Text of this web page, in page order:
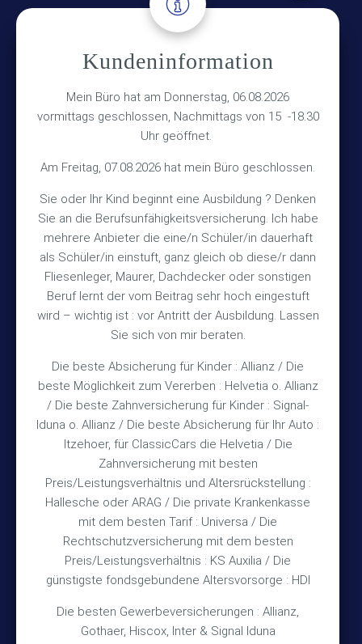
Kundeninformation
Mein Büro hat am Donnerstag, 06.08.2026
vormittags geschlossen, Nachmittags von 15 -18.30
Uhr geöffnet.
Am Freitag, 07.08.2026 hat mein Büro geschlossen.
Sie oder Ihr Kind beginnt eine Ausbildung ? Denken
Sie an die Berufsunfähigkeitsversicherung. Ich habe
mehrere Anbieter die eine/n Schüler/in dauerhaft
als Schüler/in einstuft, ganz gleich ob diese/r dann
Fliesenleger, Maurer, Dachdecker oder sonstigen
Beruf lernt der vom Beitrag sehr hoch eingestuft
wird – wichtig ist : vor Antritt der Ausbildung. Lassen
Sie sich von mir beraten.
Die beste Absicherung für Kinder : Allianz / Die
beste Möglichkeit zum Vererben : Helvetia o. Allianz
/ Die beste Zahnversicherung für Kinder : Signal-
Iduna o. Allianz / Die beste Absicherung für Ihr Auto :
Itzehoer, für ClassicCars die Helvetia / Die
Zahnversicherung mit besten
Preis/Leistungsverhältnis und Altersrückstellung :
Hallesche oder ARAG / Die private Krankenkasse
mit dem besten Tarif : Universa / Die
Rechtschutzversicherung mit dem besten
Preis/Leistungsverhältnis : KS Auxilia / Die
günstigste fondsgebundene Altersvorsorge : HDI
Die besten Gewerbeversicherungen : Allianz,
Gothaer, Hiscox, Inter & Signal Iduna
Adresse
Versicherungsmakler Haberkamp GmbH
Hinterkampstr.1a
30890 Barsinghausen
Kontakt
TEL +49 (5105) 1811
FAX +49 (5105) 2720
MAIL vmh1a@web.de
Bürozeiten
Mo – Fr 10:15 – 12:00 Uhr
und nach Vereinbarung
Rechtliches
Impressum
Datenschutz
Erstinformation
Wichtiges